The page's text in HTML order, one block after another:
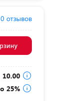
0 отзывов
10.00
25%